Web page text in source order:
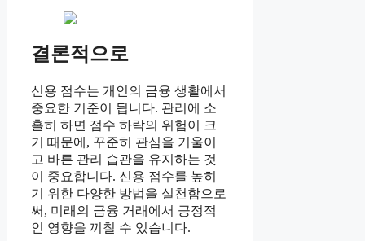
결론적으로
신용 점수는 개인의 금융 생활에서
중요한 기준이 됩니다. 관리에 소
홀히 하면 점수 하락의 위험이 크
기 때문에, 꾸준히 관심을 기울이
고 바른 관리 습관을 유지하는 것
이 중요합니다. 신용 점수를 높히
기 위한 다양한 방법을 실천함으로
써, 미래의 금융 거래에서 긍정적
인 영향을 끼칠 수 있습니다.